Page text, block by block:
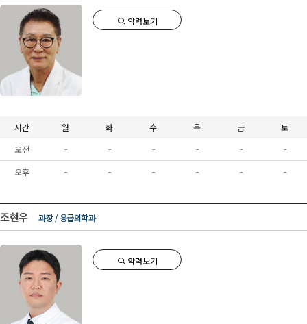
약력보기
시간 월 화 수 목 금
토
오전
- - - - -
-
오후
- - - - - -
조현우 과장 / 응급의학과
약력보기